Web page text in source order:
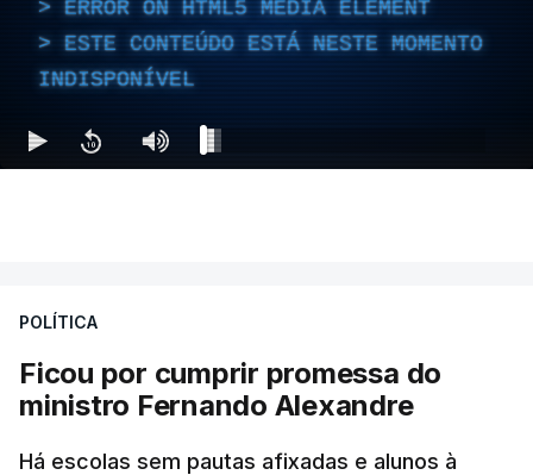
ERROR ON HTML5 MEDIA ELEMENT
ESTE CONTEÚDO ESTÁ NESTE MOMENTO
INDISPONÍVEL
POLÍTICA
Ficou por cumprir promessa do
ministro Fernando Alexandre
Há escolas sem pautas afixadas e alunos à